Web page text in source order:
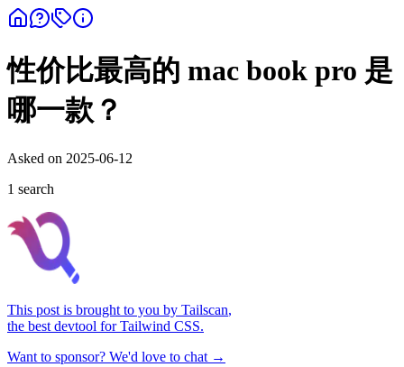
性价比最高的 mac book pro 是
哪一款？
Asked on 2025-06-12
1 search
This post is brought to you by Tailscan,
the best devtool for Tailwind CSS.
Want to sponsor? We'd love to chat →